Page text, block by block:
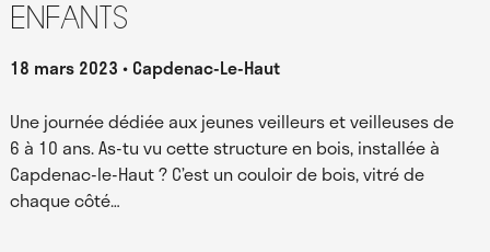
enfants
18 mars 2023 Capdenac-Le-Haut
Une journée dédiée aux jeunes veilleurs et veilleuses de
6 à 10 ans. As-tu vu cette structure en bois, installée à
Capdenac-le-Haut ? C’est un couloir de bois, vitré de
chaque côté…